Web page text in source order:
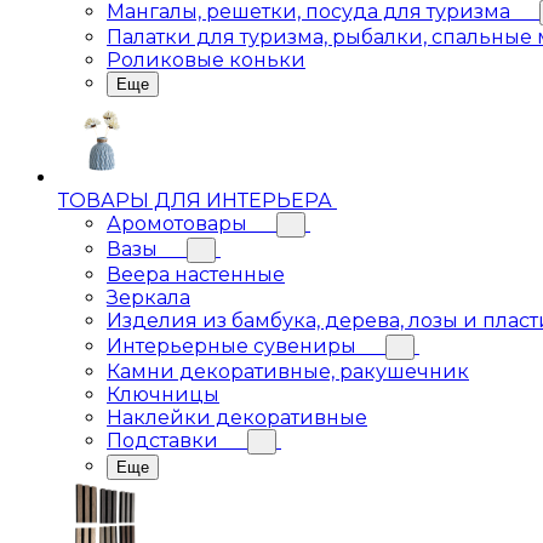
Мангалы, решетки, посуда для туризма
Палатки для туризма, рыбалки,
Роликовые коньки
Еще
ТОВАРЫ ДЛЯ ИНТЕРЬЕРА
Аромотовары
Вазы
Веера настенные
Зеркала
Изделия из бамбука, дерева, лозы и
Интерьерные сувениры
Камни декоративные, ракушечник
Ключницы
Наклейки декоративные
Подставки
Еще